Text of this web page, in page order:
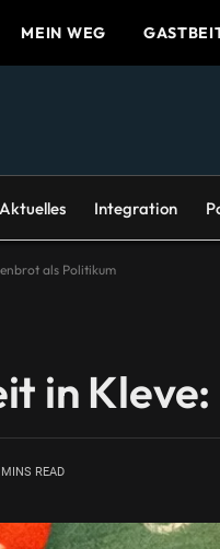
MEIN WEG
Aktuelles Integration
als Politikum
in
READ